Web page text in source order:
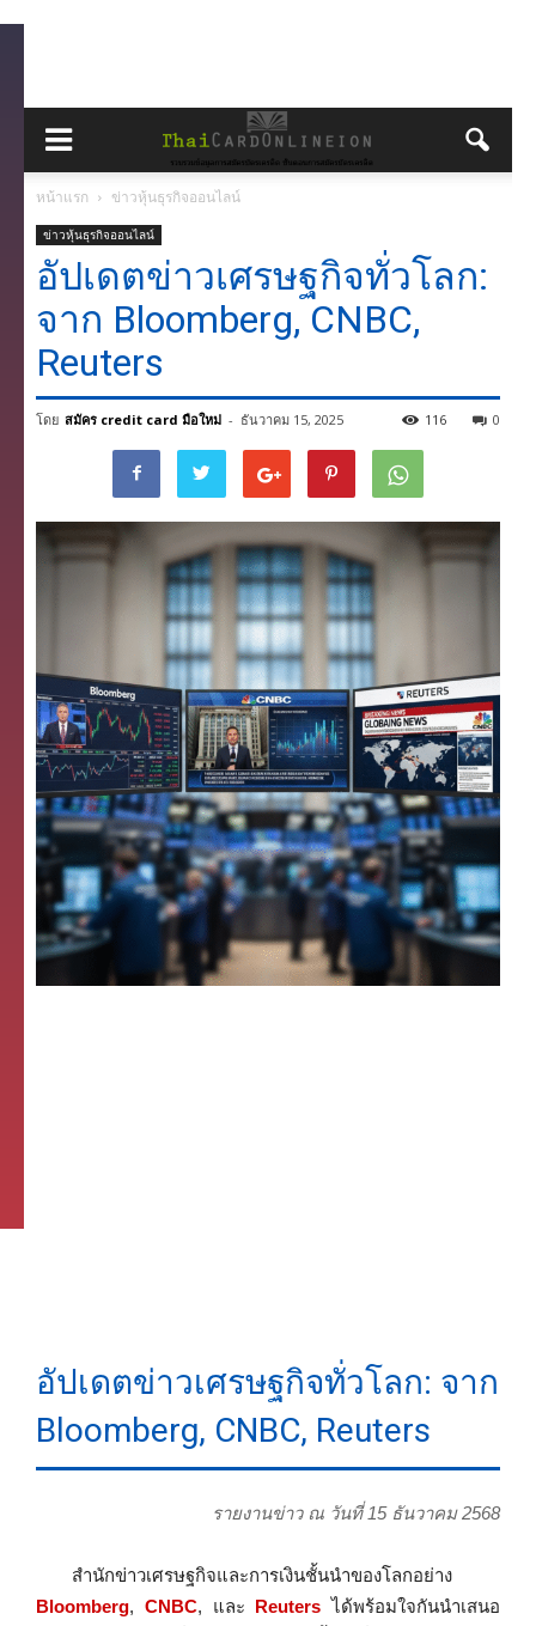
หน้าแรก ข่าวหุ้นธุรกิจออนไลน์
ข่าวหุ้นธุรกิจออนไลน์
อัปเดตข่าวเศรษฐกิจทั่วโลก:
จาก Bloomberg, CNBC,
Reuters
โดย สมัคร credit card มือใหม่ - ธันวาคม 15, 2025 0
116
อัปเดตข่าวเศรษฐกิจทั่วโลก: จาก
Bloomberg, CNBC, Reuters
รายงานข่าว ณ วันที่ 15 ธันวาคม 2568
สำนักข่าวเศรษฐกิจและการเงินชั้นนำของโลกอย่าง
Bloomberg, CNBC, และ Reuters ได้พร้อมใจกันนำเสนอ